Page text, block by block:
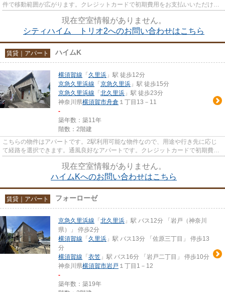
件で移動範囲が広がります。クレジットカードで初期費用をお支払いいただける
現在空室情報がありません。
シティハイム トリオ2へのお問い合わせはこちら
賃貸｜アパート ハイムK
横須賀線 「 久里浜 」駅 徒歩12分
京急久里浜線 「 京急久里浜 」駅 徒歩15分
京急久里浜線 「 北久里浜 」駅 徒歩23分
神奈川県横須賀市舟倉 １丁目13－11
-
築年数：築11年
階数：2階建
こちらの物件はアパートです。2駅利用可能な物件なので、用途や行き先に応じ
て経路を選択できます。通風良好なアパートです。クレジットカードで初期費用
現在空室情報がありません。
ハイムKへのお問い合わせはこちら
賃貸｜アパート フォーローゼ
京急久里浜線 「 北久里浜 」駅 バス12分 「岩戸（神奈川
県）」 停歩2分
横須賀線 「 久里浜 」駅 バス13分 「佐原三丁目」 停歩13
分
横須賀線 「 衣笠 」駅 バス16分 「岩戸二丁目」 停歩10分
神奈川県横須賀市岩戸 １丁目1－12
-
築年数：築19年